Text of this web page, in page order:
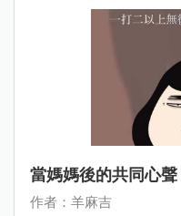
當媽媽後的共同心
作者：羊麻吉